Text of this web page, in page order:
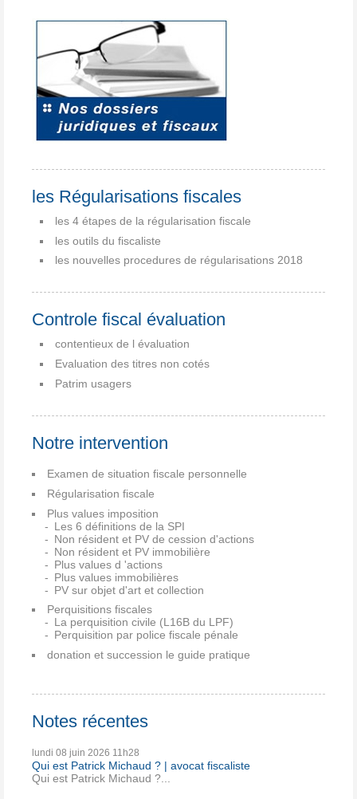
les Régularisations fiscales
les 4 étapes de la régularisation fiscale
les outils du fiscaliste
les nouvelles procedures de régularisations 2018
Controle fiscal évaluation
contentieux de l évaluation
Evaluation des titres non cotés
Patrim usagers
Notre intervention
Examen de situation fiscale personnelle
Régularisation fiscale
Plus values imposition
Les 6 définitions de la SPI
Non résident et PV de cession d'actions
Non résident et PV immobilière
Plus values d 'actions
Plus values immobilières
PV sur objet d'art et collection
Perquisitions fiscales
La perquisition civile (L16B du LPF)
Perquisition par police fiscale pénale
donation et succession le guide pratique
Notes récentes
lundi 08 juin 2026 11h28
Qui est Patrick Michaud ? | avocat fiscaliste
Qui est Patrick Michaud ?...